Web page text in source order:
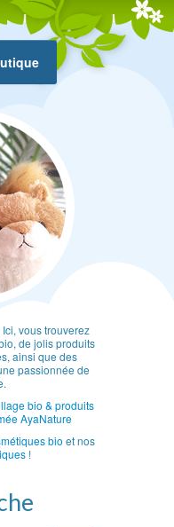
vous trouverez
de jolis produits
ainsi que des
passionnée de
bio & produits
AyaNature
bio et nos
!